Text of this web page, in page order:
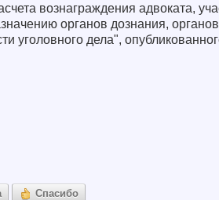
вознаграждения адвоката,
органов дознания,
уголовного дела",
Спасибо